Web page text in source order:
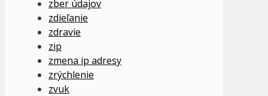
zber údajov
zdieľanie
zdravie
zip
zmena ip adresy
zrýchlenie
zvuk